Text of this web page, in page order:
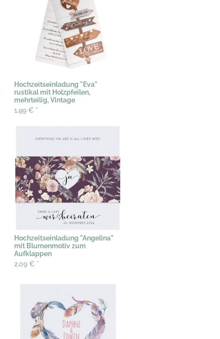
Hochzeitseinladung "Eva"
rustikal mit Holzpfeilen,
mehrteilig, Vintage
1,99 € *
Hochzeitseinladung "Angelina"
mit Blumenmotiv zum
Aufklappen
2,09 € *